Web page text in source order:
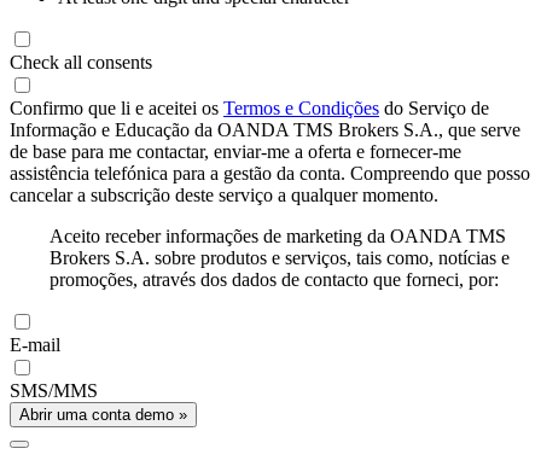
Check all consents
Confirmo que li e aceitei os Termos e Condições do Serviço de
Informação e Educação da OANDA TMS Brokers S.A., que serve
de base para me contactar, enviar-me a oferta e fornecer-me
assistência telefónica para a gestão da conta. Compreendo que posso
cancelar a subscrição deste serviço a qualquer momento.
Aceito receber informações de marketing da OANDA TMS
Brokers S.A. sobre produtos e serviços, tais como, notícias e
promoções, através dos dados de contacto que forneci, por:
E-mail
SMS/MMS
Abrir uma conta demo »